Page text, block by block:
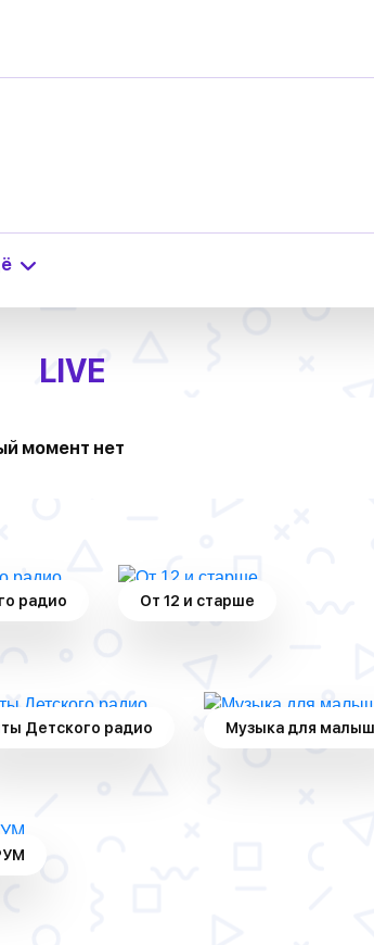
LIVE
момент нет
радио От 12 и старше
Детского радио Музыка для